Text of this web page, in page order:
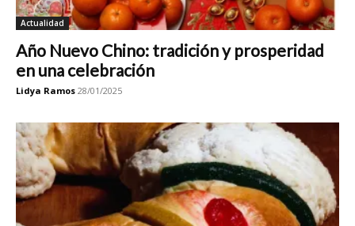
Actualidad
Año Nuevo Chino: tradición y prosperidad
en una celebración
Lidya Ramos 28/01/2025